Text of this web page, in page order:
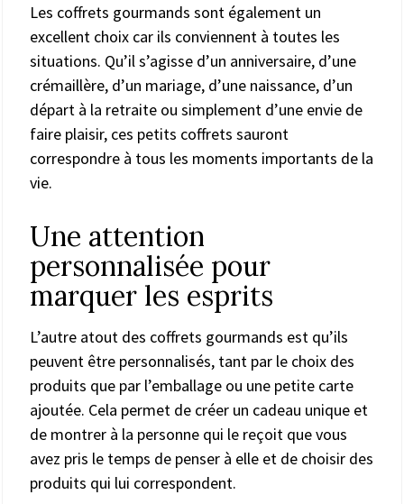
Les coffrets gourmands sont également un
excellent choix car ils conviennent à toutes les
situations. Qu’il s’agisse d’un anniversaire, d’une
crémaillère, d’un mariage, d’une naissance, d’un
départ à la retraite ou simplement d’une envie de
faire plaisir, ces petits coffrets sauront
correspondre à tous les moments importants de la
vie.
Une attention
personnalisée pour
marquer les esprits
L’autre atout des coffrets gourmands est qu’ils
peuvent être personnalisés, tant par le choix des
produits que par l’emballage ou une petite carte
ajoutée. Cela permet de créer un cadeau unique et
de montrer à la personne qui le reçoit que vous
avez pris le temps de penser à elle et de choisir des
produits qui lui correspondent.